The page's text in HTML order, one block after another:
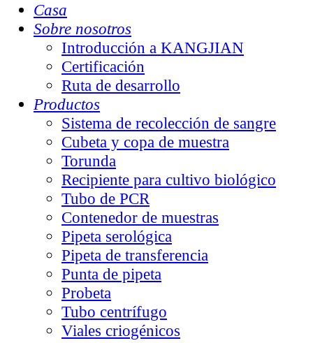
Casa
Sobre nosotros
Introducción a KANGJIAN
Certificación
Ruta de desarrollo
Productos
Sistema de recolección de sangre
Cubeta y copa de muestra
Torunda
Recipiente para cultivo biológico
Tubo de PCR
Contenedor de muestras
Pipeta serológica
Pipeta de transferencia
Punta de pipeta
Probeta
Tubo centrífugo
Viales criogénicos